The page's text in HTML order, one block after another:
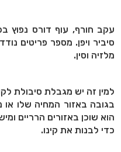
עקב חורף, עוף דורס נפוץ
סיביר ויפן. מספר פריטים
מלזיה וסין.
למין זה יש מגבלת סיבולת
בגובה באזור המחיה שלו או
הוא שוכן באזורים הרריים
כדי לבנות את קינו.